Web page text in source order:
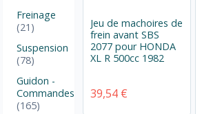
Jeu de machoires de
frein avant SBS
2077 pour HONDA
XL R 500cc 1982
39,54 €
Freinage
(21)
Suspension
(78)
Guidon -
Commandes
(165)